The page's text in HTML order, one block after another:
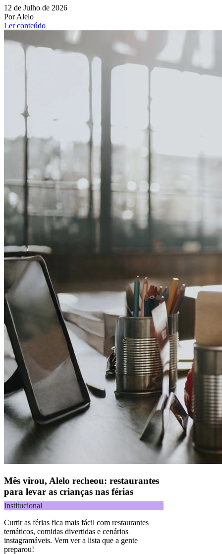
12 de Julho de 2026
Por Alelo
Ler conteúdo
Mês virou, Alelo recheou: restaurantes
para levar as crianças nas férias
Institucional
Curtir as férias fica mais fácil com restaurantes
temáticos, comidas divertidas e cenários
instagramáveis. Vem ver a lista que a gente
preparou!